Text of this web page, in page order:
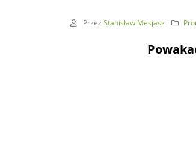
Przez Stanisław Mesjasz